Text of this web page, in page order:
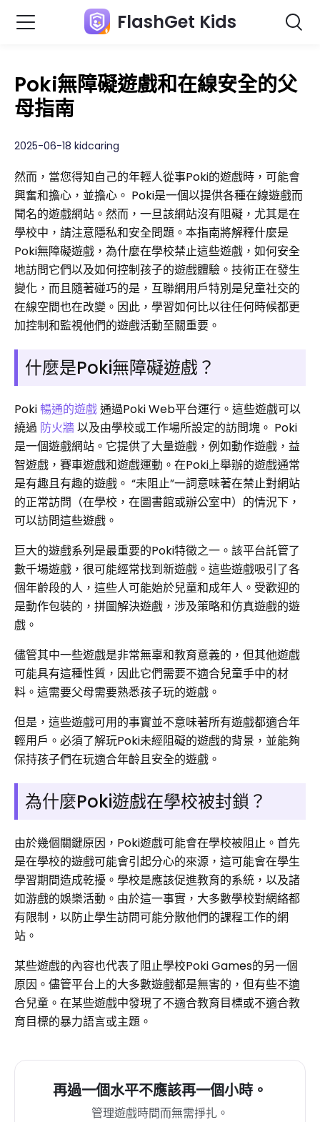
FlashGet Kids
Poki無障礙遊戲和在線安全的父
母指南
2025-06-18 kidcaring
然而，當您得知自己的年輕人從事Poki的遊戲時，可能會
興奮和擔心，並擔心。 Poki是一個以提供各種在線遊戲而
聞名的遊戲網站。然而，一旦該網站沒有阻礙，尤其是在
學校中，請注意隱私和安全問題。本指南將解釋什麼是
Poki無障礙遊戲，為什麼在學校禁止這些遊戲，如何安全
地訪問它們以及如何控制孩子的遊戲體驗。技術正在發生
變化，而且隨著碰巧的是，互聯網用戶特別是兒童社交的
在線空間也在改變。因此，學習如何比以往任何時候都更
加控制和監視他們的遊戲活動至關重要。
什麼是Poki無障礙遊戲？
Poki 暢通的遊戲通過Poki Web平台運行。這些遊戲可以
繞過 防火牆以及由學校或工作場所設定的訪問塊。 Poki
是一個遊戲網站。它提供了大量遊戲，例如動作遊戲，益
智遊戲，賽車遊戲和遊戲運動。在Poki上舉辦的遊戲通常
是有趣且有趣的遊戲。 “未阻止”一詞意味著在禁止對網站
的正常訪問（在學校，在圖書館或辦公室中）的情況下，
可以訪問這些遊戲。
巨大的遊戲系列是最重要的Poki特徵之一。該平台託管了
數千場遊戲，很可能經常找到新遊戲。這些遊戲吸引了各
個年齡段的人，這些人可能始於兒童和成年人。受歡迎的
是動作包裝的，拼圖解決遊戲，涉及策略和仿真遊戲的遊
戲。
儘管其中一些遊戲是非常無辜和教育意義的，但其他遊戲
可能具有這種性質，因此它們需要不適合兒童手中的材
料。這需要父母需要熟悉孩子玩的遊戲。
但是，這些遊戲可用的事實並不意味著所有遊戲都適合年
輕用戶。必須了解玩Poki未經阻礙的遊戲的背景，並能夠
保持孩子們在玩適合年齡且安全的遊戲。
為什麼Poki遊戲在學校被封鎖？
由於幾個關鍵原因，Poki遊戲可能會在學校被阻止。首先
是在學校的遊戲可能會引起分心的來源，這可能會在學生
學習期間造成乾擾。學校是應該促進教育的系統，以及諸
如游戲的娛樂活動。由於這一事實，大多數學校對網絡都
有限制，以防止學生訪問可能分散他們的課程工作的網
站。
某些遊戲的內容也代表了阻止學校Poki Games的另一個
原因。儘管平台上的大多數遊戲都是無害的，但有些不適
合兒童。在某些遊戲中發現了不適合教育目標或不適合教
育目標的暴力語言或主題。
再過一個水平不應該再一個小時。
管理遊戲時間而無需掙扎。